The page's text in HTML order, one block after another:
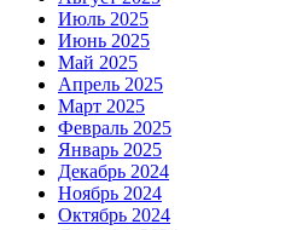
Июль 2025
Июнь 2025
Май 2025
Апрель 2025
Март 2025
Февраль 2025
Январь 2025
Декабрь 2024
Ноябрь 2024
Октябрь 2024